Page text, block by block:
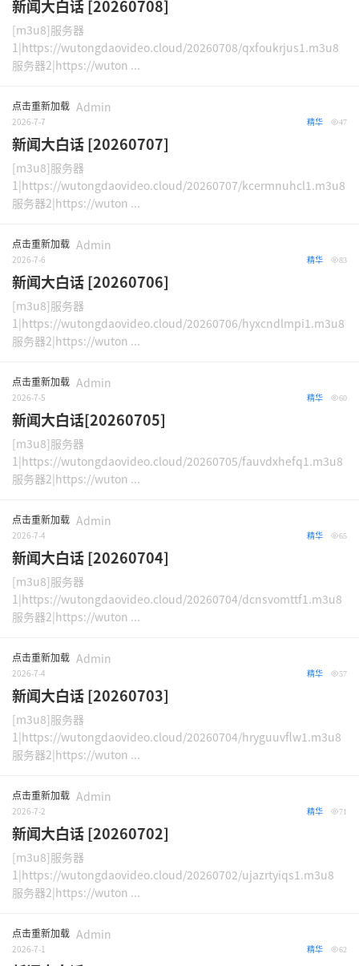
新闻大白话 [20260708]
[m3u8]服务器
1|https://wutongdaovideo.cloud/20260708/qxfoukrjus1.m3u8
服务器2|https://wuton ...
点击重新加载 Admin
2026-7-7 47
精华
新闻大白话 [20260707]
[m3u8]服务器
1|https://wutongdaovideo.cloud/20260707/kcermnuhcl1.m3u8
服务器2|https://wuton ...
点击重新加载 Admin
2026-7-6 83
精华
新闻大白话 [20260706]
[m3u8]服务器
1|https://wutongdaovideo.cloud/20260706/hyxcndlmpi1.m3u8
服务器2|https://wuton ...
点击重新加载 Admin
2026-7-5 60
精华
新闻大白话[20260705]
[m3u8]服务器
1|https://wutongdaovideo.cloud/20260705/fauvdxhefq1.m3u8
服务器2|https://wuton ...
点击重新加载 Admin
2026-7-4 65
精华
新闻大白话 [20260704]
[m3u8]服务器
1|https://wutongdaovideo.cloud/20260704/dcnsvomttf1.m3u8
服务器2|https://wuton ...
点击重新加载 Admin
2026-7-4 57
精华
新闻大白话 [20260703]
[m3u8]服务器
1|https://wutongdaovideo.cloud/20260704/hryguuvflw1.m3u8
服务器2|https://wuton ...
点击重新加载 Admin
2026-7-2 71
精华
新闻大白话 [20260702]
[m3u8]服务器
1|https://wutongdaovideo.cloud/20260702/ujazrtyiqs1.m3u8
服务器2|https://wuton ...
点击重新加载 Admin
2026-7-1 62
精华